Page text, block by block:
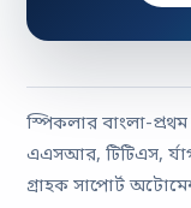
স্পিকলার বাংলা-
এএসআর, টিটিএস,
গ্রাহক সাপোর্ট